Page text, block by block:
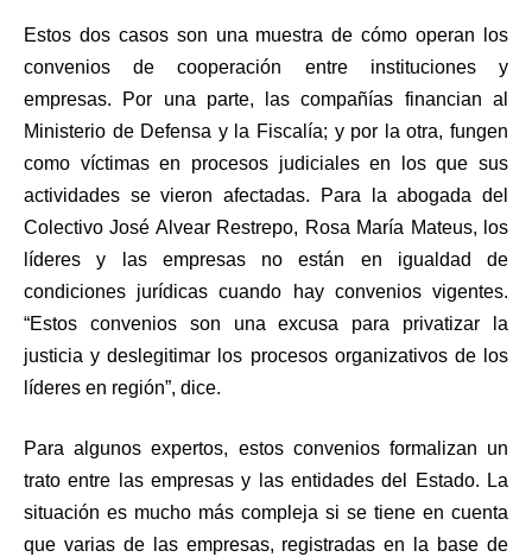
Estos dos casos son una muestra de cómo operan los
convenios de cooperación entre instituciones y
empresas. Por una parte, las compañías financian al
Ministerio de Defensa y la Fiscalía; y por la otra, fungen
como víctimas en procesos judiciales en los que sus
actividades se vieron afectadas. Para la abogada del
Colectivo José Alvear Restrepo, Rosa María Mateus, los
líderes y las empresas no están en igualdad de
condiciones jurídicas cuando hay convenios vigentes.
“Estos convenios son una excusa para privatizar la
justicia y deslegitimar los procesos organizativos de los
líderes en región”, dice.
Para algunos expertos, estos convenios formalizan un
trato entre las empresas y las entidades del Estado. La
situación es mucho más compleja si se tiene en cuenta
que varias de las empresas, registradas en la base de